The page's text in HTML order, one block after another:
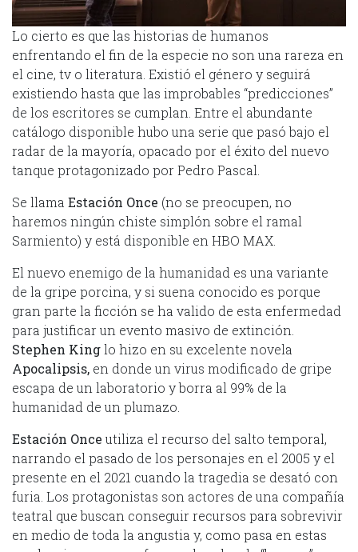
Lo cierto es que las historias de humanos
enfrentando el fin de la especie no son una rareza en
el cine, tv o literatura. Existió el género y seguirá
existiendo hasta que las improbables “predicciones”
de los escritores se cumplan. Entre el abundante
catálogo disponible hubo una serie que pasó bajo el
radar de la mayoría, opacado por el éxito del nuevo
tanque protagonizado por Pedro Pascal.
Se llama Estación Once (no se preocupen, no
haremos ningún chiste simplón sobre el ramal
Sarmiento) y está disponible en HBO MAX.
El nuevo enemigo de la humanidad es una variante
de la gripe porcina, y si suena conocido es porque
gran parte la ficción se ha valido de esta enfermedad
para justificar un evento masivo de extinción.
Stephen Kinglo hizo en su excelente novela
Apocalipsis, en donde un virus modificado de gripe
escapa de un laboratorio y borra al 99% de la
humanidad de un plumazo.
Estación Once utiliza el recurso del salto temporal,
narrando el pasado de los personajes en el 2005 y el
presente en el 2021 cuando la tragedia se desató con
furia. Los protagonistas son actores de una compañía
teatral que buscan conseguir recursos para sobrevivir
en medio de toda la angustia y, como pasa en estas